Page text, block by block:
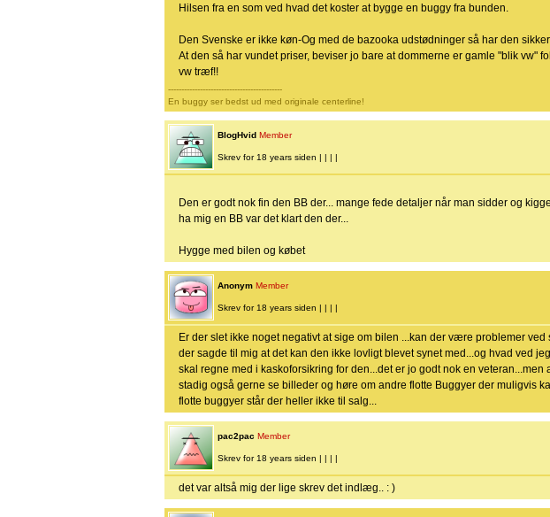
Hilsen fra en som ved hvad det koster at bygge en buggy fra bunden.
Den Svenske er ikke køn-Og med de bazooka udstødninger så har den
At den så har vundet priser, beviser jo bare at dommerne er gamle "blik vw"
vw træf!!
-------------------------------------------
En buggy ser bedst ud med originale centerline!
BlogHvid Member
Skrev for 18 years siden | | | |
Den er godt nok fin den BB der... mange fede detaljer når man sidder og
ha mig en BB var det klart den der...
Hygge med bilen og købet
Anonym Member
Skrev for 18 years siden | | | |
Er der slet ikke noget negativt at sige om bilen ...kan der være problemer
der sagde til mig at det kan den ikke lovligt blevet synet med...og hvad ved
skal regne med i kaskoforsikring for den...det er jo godt nok en veteran...men
stadig også gerne se billeder og høre om andre flotte Buggyer der muligvis
flotte buggyer står der heller ikke til salg...
pac2pac Member
Skrev for 18 years siden | | | |
det var altså mig der lige skrev det indlæg.. : )